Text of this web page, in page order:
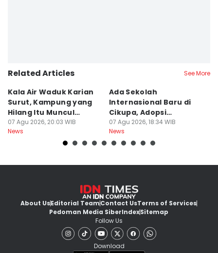
Related Articles See More
Kala Air Waduk Karian
Surut, Kampung yang
Hilang Itu Muncul
Kembali
07 Agu 2026, 20:03 WIB
News
Ada Sekolah
Internasional Baru di
Cikupa, Adopsi
Kurikulum Singapura
07 Agu 2026, 18:34 WIB
News
About UsEditorial TeamContact UsTerms of Services
Pedoman Media SiberIndexSitemap
Follow Us
Download